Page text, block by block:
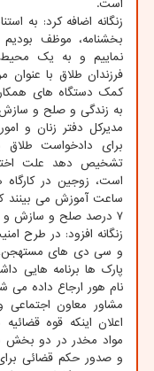
است.
بخشنامه، موظف بودیم
فرزندان طلاق با عنوان
کمک دستگاه های
به زندگی و صلح و
مدیرکل دفتر زنان و
برای دادخواست
تشخیص دهد علت
است، زوجین در
۷ درصد صلح و سازش و بازگشت مجدد به زندگی داشته باشیم.
زنگانه افزود: در طرح
و سی دی های
پارک ها برنامه هایی
نام هور ارجاع داده می
مشاور معاون
مواد مخدر در دو بخش
و صدور حکم قضائی